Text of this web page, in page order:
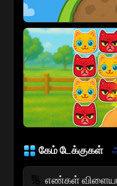
கேம் டேக்குகள்
🔢 எண்கள்